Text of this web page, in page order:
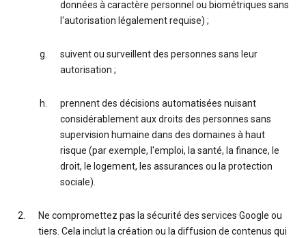
données à caractère personnel ou biométriques sans
l'autorisation légalement requise) ;
suivent ou surveillent des personnes sans leur
autorisation ;
prennent des décisions automatisées nuisant
considérablement aux droits des personnes sans
supervision humaine dans des domaines à haut
risque (par exemple, l'emploi, la santé, la finance, le
droit, le logement, les assurances ou la protection
sociale).
Ne compromettez pas la sécurité des services Google ou
tiers. Cela inclut la création ou la diffusion de contenus qui